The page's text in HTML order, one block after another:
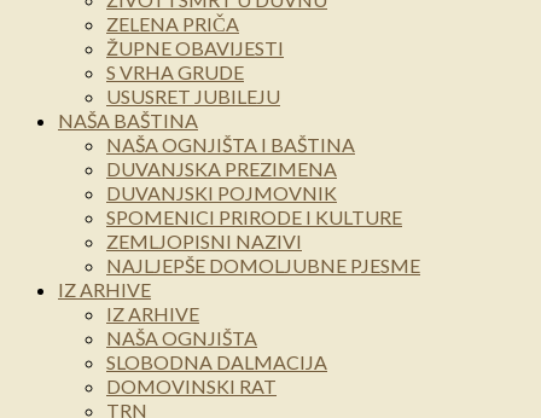
ZELENA PRIČA
ŽUPNE OBAVIJESTI
S VRHA GRUDE
USUSRET JUBILEJU
NAŠA BAŠTINA
NAŠA OGNJIŠTA I BAŠTINA
DUVANJSKA PREZIMENA
DUVANJSKI POJMOVNIK
SPOMENICI PRIRODE I KULTURE
ZEMLJOPISNI NAZIVI
NAJLJEPŠE DOMOLJUBNE PJESME
IZ ARHIVE
IZ ARHIVE
NAŠA OGNJIŠTA
SLOBODNA DALMACIJA
DOMOVINSKI RAT
TRN